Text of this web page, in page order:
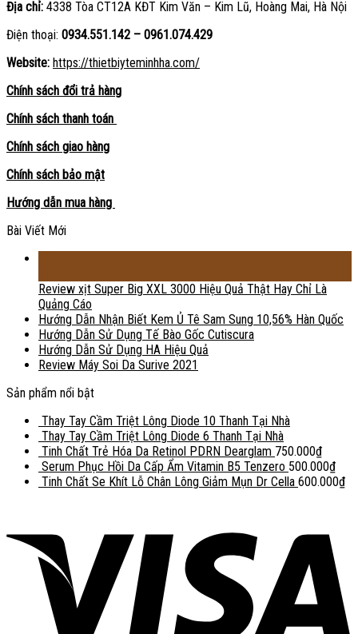
Địa chỉ: 4338 Tòa CT12A KĐT Kim Văn – Kim Lũ, Hoàng Mai, Hà Nội
Điện thoại: 0934.551.142 – 0961.074.429
Website: https://thietbiyteminhha.com/
Chính sách đổi trả hàng
Chính sách thanh toán
Chính sách giao hàng
Chính sách bảo mật
Hướng dẫn mua hàng
Bài Viết Mới
Review xịt Super Big XXL 3000 Hiệu Quả Thật Hay Chỉ Là
Quảng Cáo
Hướng Dẫn Nhận Biết Kem Ủ Tê Sam Sung 10,56% Hàn Quốc
Hướng Dẫn Sử Dụng Tế Bào Gốc Cutiscura
Hướng Dẫn Sử Dụng HA Hiệu Quả
Review Máy Soi Da Surive 2021
Sản phẩm nổi bật
Thay Tay Cầm Triệt Lông Diode 10 Thanh Tại Nhà
Thay Tay Cầm Triệt Lông Diode 6 Thanh Tại Nhà
Tinh Chất Trẻ Hóa Da Retinol PDRN Dearglam 750.000₫
Serum Phục Hồi Da Cấp Ẩm Vitamin B5 Tenzero 500.000₫
Tinh Chất Se Khít Lỗ Chân Lông Giảm Mụn Dr Cella 600.000₫